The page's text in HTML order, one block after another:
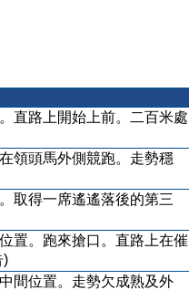
直路上開始上前。二百米處
領頭馬外側競跑。走勢穩
取得一席遙遙落後的第三
置。跑來搶口。直路上在催
)
間位置。走勢欠成熟及外